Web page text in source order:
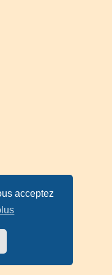
acceptez